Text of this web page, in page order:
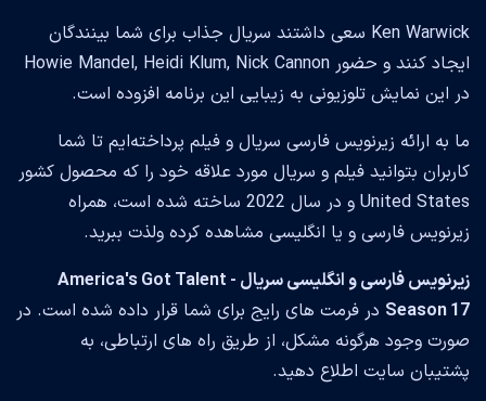
Ken Warwick سعی داشتند سریال جذاب برای شما بینندگان
ایجاد کنند و حضور Howie Mandel, Heidi Klum, Nick Cannon
در این نمایش تلوزیونی به زیبایی این برنامه افزوده است.
ما به ارائه زیرنویس فارسی سریال و فیلم پرداخته‌ایم تا شما
کاربران بتوانید فیلم و سریال مورد علاقه خود را که محصول کشور
United States و در سال 2022 ساخته شده است، همراه
زیرنویس فارسی و یا انگلیسی مشاهده کرده ولذت ببرید.
زیرنویس فارسی و انگلیسی سریال America's Got Talent -
Season 17 در فرمت های رایج برای شما قرار داده شده است. در
صورت وجود هرگونه مشکل، از طریق راه های ارتباطی، به
پشتیبان سایت اطلاع دهید.